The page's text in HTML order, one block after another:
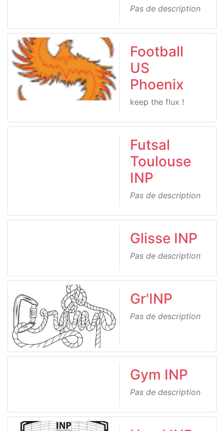
Pas de description
Football
US
Phoenix
keep the flux !
Futsal
Toulouse
INP
Pas de description
Glisse INP
Pas de description
Gr'INP
Pas de description
Gym INP
Pas de description